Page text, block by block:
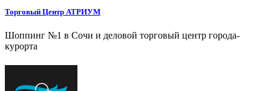
Торговый Центр АТРИУМ
Шоппинг №1 в Сочи и деловой торговый центр города-
курорта